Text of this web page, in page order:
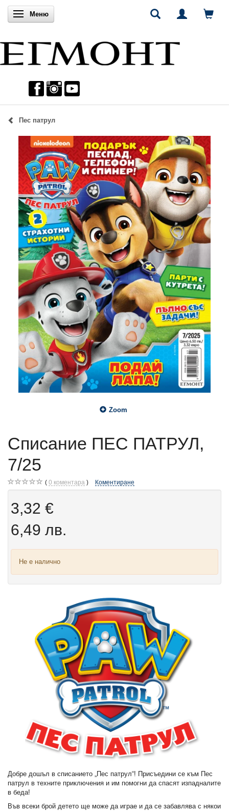
Включи навигацията
Меню
Пес патрул
Zoom
Списание ПЕС ПАТРУЛ,
7/25
0 коментара Коментиране
3,32 €
6,49 лв.
Не е налично
Добре дошъл в списанието „Пес патрул“! Присъедини се към Пес
патрул в техните приключения и им помогни да спасят изпадналите
в беда!
Във всеки брой детето ще може да играе и да се забавлява с някои